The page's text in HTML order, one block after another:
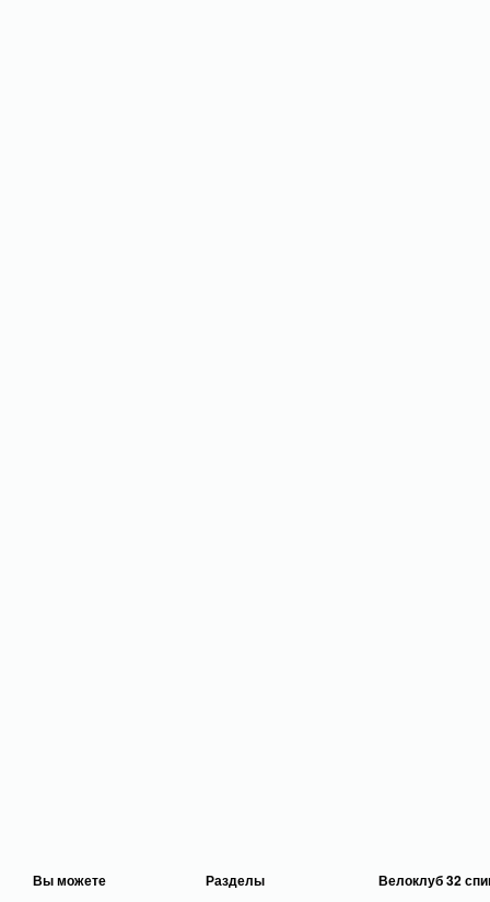
Вы можете Разделы Велоклуб 32